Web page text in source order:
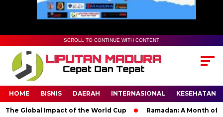
SCROLL TO CONTINUE WITH CONTENT
HOME BISNIS DAERAH INTERNASIONAL KESEHATAN
Global Impact of the World Cup Ramadan: A Month of